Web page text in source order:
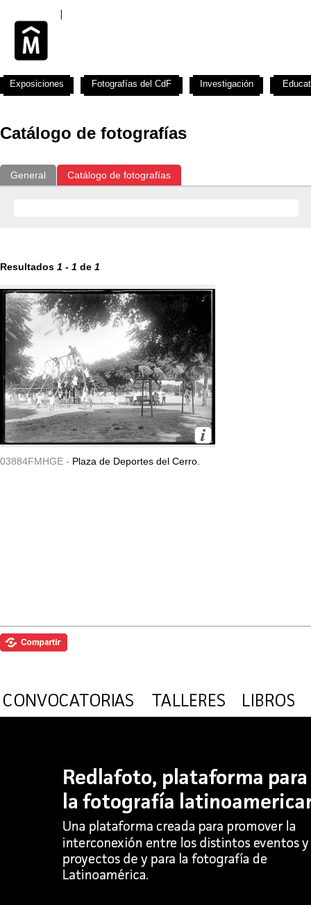
Catálogo de fotografías
General Catálogo de fotografías
Resultados 1 - 1 de 1
03884FMHGE - Plaza de Deportes del Cerro.
Exposiciones Fotografías del CdF Investigación